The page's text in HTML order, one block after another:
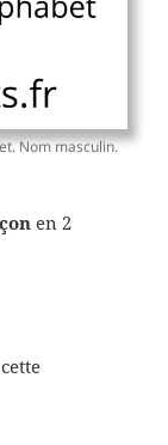
Nom masculin.
en 2